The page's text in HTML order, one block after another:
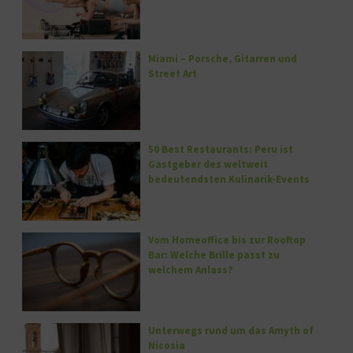
Miami – Porsche, Gitarren und
Street Art
50 Best Restaurants: Peru ist
Gastgeber des weltweit
bedeutendsten Kulinarik-Events
Vom Homeoffice bis zur Rooftop
Bar: Welche Brille passt zu
welchem Anlass?
Unterwegs rund um das Amyth of
Nicosia